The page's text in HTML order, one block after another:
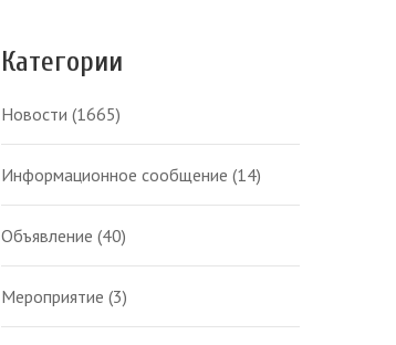
Категории
Новости (1665)
Информационное сообщение (14)
Объявление (40)
Мероприятие (3)